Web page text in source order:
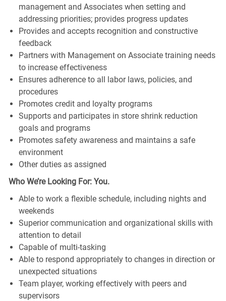
management and Associates when setting and
addressing priorities; provides progress updates
Provides and accepts recognition and constructive
feedback
Partners with Management on Associate training needs
to increase effectiveness
Ensures adherence to all labor laws, policies, and
procedures
Promotes credit and loyalty programs
Supports and participates in store shrink reduction
goals and programs
Promotes safety awareness and maintains a safe
environment
Other duties as assigned
Who We’re Looking For: You.
Able to work a flexible schedule, including nights and
weekends
Superior communication and organizational skills with
attention to detail
Capable of multi-tasking
Able to respond appropriately to changes in direction or
unexpected situations
Team player, working effectively with peers and
supervisors